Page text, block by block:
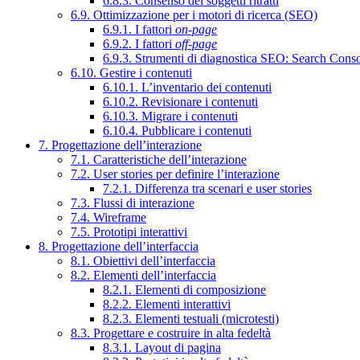
6.9. Ottimizzazione per i motori di ricerca (SEO)
6.9.1. I fattori on-page
6.9.2. I fattori off-page
6.9.3. Strumenti di diagnostica SEO: Search
6.10. Gestire i contenuti
6.10.1. L’inventario dei contenuti
6.10.2. Revisionare i contenuti
6.10.3. Migrare i contenuti
6.10.4. Pubblicare i contenuti
7. Progettazione dell’interazione
7.1. Caratteristiche dell’interazione
7.2. User stories per definire l’interazione
7.2.1. Differenza tra scenari e user stories
7.3. Flussi di interazione
7.4. Wireframe
7.5. Prototipi interattivi
8. Progettazione dell’interfaccia
8.1. Obiettivi dell’interfaccia
8.2. Elementi dell’interfaccia
8.2.1. Elementi di composizione
8.2.2. Elementi interattivi
8.2.3. Elementi testuali (microtesti)
8.3. Progettare e costruire in alta fedeltà
8.3.1. Layout di pagina